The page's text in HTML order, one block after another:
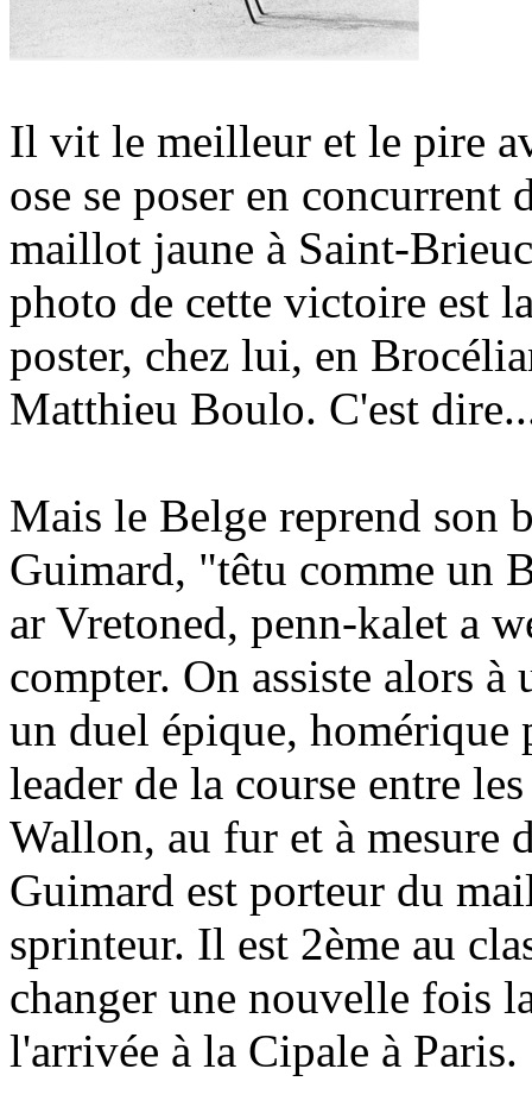
Il vit le meilleur et le pire
ose se poser en
maillot jaune à Saint-
photo de cette victoire est
poster, chez lui, en
Matthieu Boulo. C'est
Mais le Belge reprend son
Guimard, "têtu comme un
ar Vretoned, penn-kalet a
compter. On assiste alors à
un duel épique,
leader de la course entre
Wallon, au fur et à mesure
Guimard est porteur du
sprinteur. Il est 2ème au
changer une nouvelle fois
l'arrivée à la Cipale à Paris.